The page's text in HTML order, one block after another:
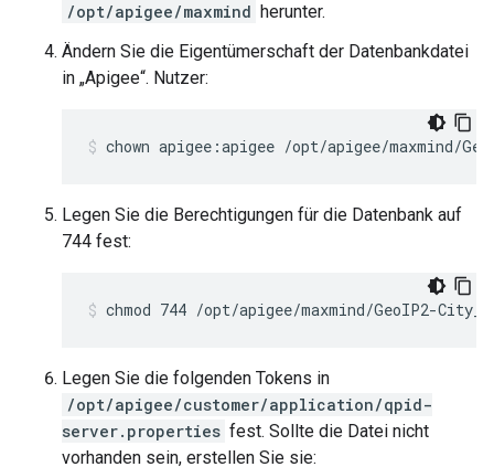
/opt/apigee/maxmind herunter.
Ändern Sie die Eigentümerschaft der Datenbankdatei
in „Apigee“. Nutzer:
chown apigee:apigee /opt/apigee/maxmind/
Legen Sie die Berechtigungen für die Datenbank auf
744 fest:
chmod 744 /opt/apigee/maxmind/GeoIP2-
Legen Sie die folgenden Tokens in
/opt/apigee/customer/application/qpid-
server.properties fest. Sollte die Datei nicht
vorhanden sein, erstellen Sie sie: